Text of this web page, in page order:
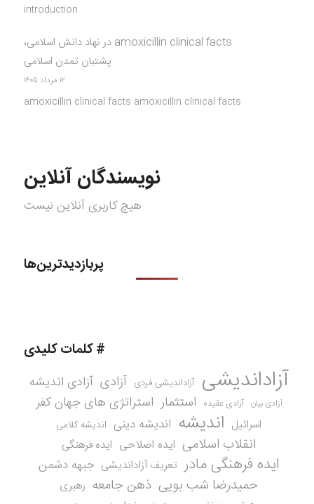
introduction
amoxicillin clinical facts در نهاد دانش اسلامی،
پشتبان تمدن اسلامی
۱۲ مرداد ۱۴۰۵
amoxicillin clinical facts amoxicillin clinical facts
نویسندگان آنلاین
هیچ کاربری آنلاین نیست
پربازدیدترین‌ها
# کلمات کلیدی
آزاداندیشی آزاداندیشی فردی آزادی آزادی اندیشه
آزادی بیان آزادی عقیده استثمار استراتژی های جهان کفر
اسرائیل اندیشه اندیشه دینی اندیشه کلامی
انقلاب اسلامی ایده اصلاحی ایده فرهنگی
ایده فرهنگی مادر تعریف آزاداندیشی جبهه دشمن
حمیدرضا شب بویی ذهن جامعه رهبری